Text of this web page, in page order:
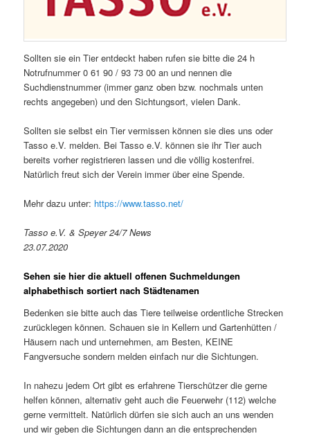
Sollten sie ein Tier entdeckt haben rufen sie bitte die 24 h
Notrufnummer 0 61 90 / 93 73 00 an und nennen die
Suchdienstnummer (immer ganz oben bzw. nochmals unten
rechts angegeben) und den Sichtungsort, vielen Dank.
Sollten sie selbst ein Tier vermissen können sie dies uns oder
Tasso e.V. melden. Bei Tasso e.V. können sie ihr Tier auch
bereits vorher registrieren lassen und die völlig kostenfrei.
Natürlich freut sich der Verein immer über eine Spende.
Mehr dazu unter: https://www.tasso.net/
Tasso e.V. & Speyer 24/7 News
23.07.2020
Sehen sie hier die aktuell offenen Suchmeldungen
alphabethisch sortiert nach Städtenamen
Bedenken sie bitte auch das Tiere teilweise ordentliche Strecken
zurücklegen können. Schauen sie in Kellern und Gartenhütten /
Häusern nach und unternehmen, am Besten, KEINE
Fangversuche sondern melden einfach nur die Sichtungen.
In nahezu jedem Ort gibt es erfahrene Tierschützer die gerne
helfen können, alternativ geht auch die Feuerwehr (112) welche
gerne vermittelt. Natürlich dürfen sie sich auch an uns wenden
und wir geben die Sichtungen dann an die entsprechenden